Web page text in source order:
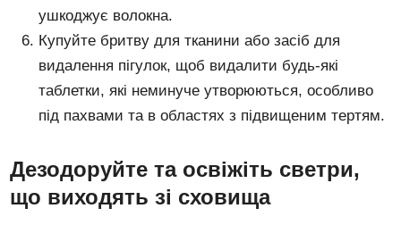
ушкоджує волокна.
Купуйте бритву для тканини або засіб для
видалення пігулок, щоб видалити будь-які
таблетки, які неминуче утворюються, особливо
під пахвами та в областях з підвищеним тертям.
Дезодоруйте та освіжіть светри,
що виходять зі сховища